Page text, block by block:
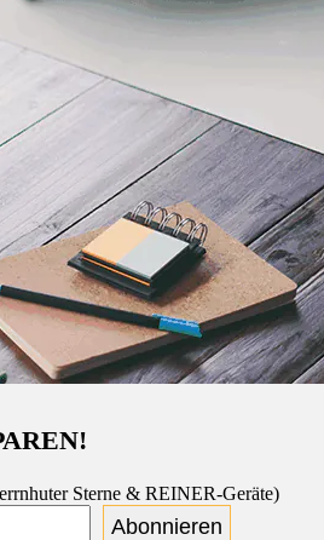
Sterne & REINER-Geräte)
Abonnieren